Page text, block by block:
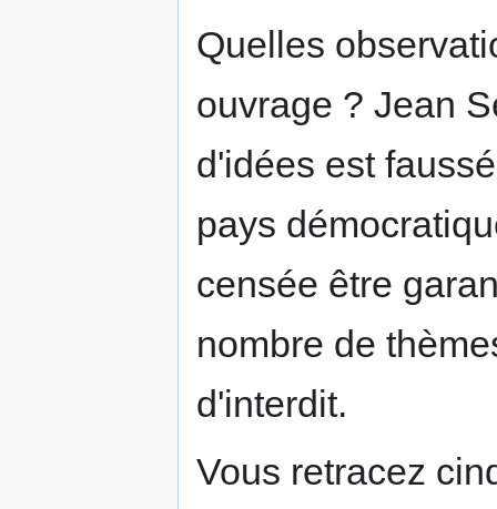
Quelles
ouvrage ? Jean
d'idées est
pays
censée être
nombre de
d'interdit.
Vous retracez